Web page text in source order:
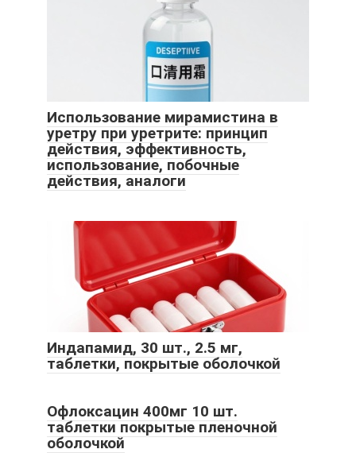
Использование мирамистина в
уретру при уретрите: принцип
действия, эффективность,
использование, побочные
действия, аналоги
Индапамид, 30 шт., 2.5 мг,
таблетки, покрытые оболочкой
Офлоксацин 400мг 10 шт.
таблетки покрытые пленочной
оболочкой